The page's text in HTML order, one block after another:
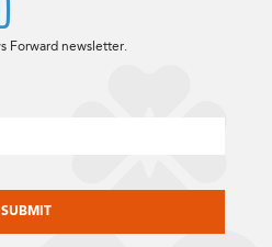
Forward newsletter.